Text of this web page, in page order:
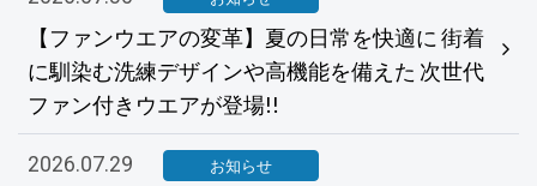
【ファンウエアの変革】夏の日常を快適に 街着
に馴染む洗練デザインや高機能を備えた 次世代
ファン付きウエアが登場!!
2026.07.29 お知らせ